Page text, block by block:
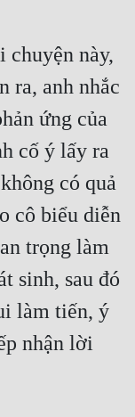
chuyện này,
ra, anh nhắc
ứng của
cố ý lấy ra
có quả
cô biểu diễn
trọng làm
sinh, sau đó
làm tiến, ý
nhận lời